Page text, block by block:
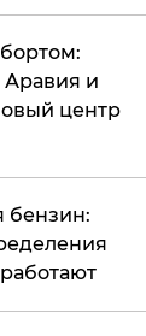
Аравия и
центр
бензин: